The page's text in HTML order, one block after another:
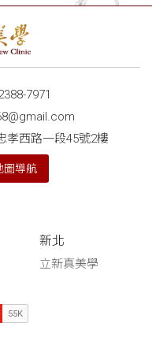
7971
孝西路一段45號2樓
圖導航
新北
立新真美學